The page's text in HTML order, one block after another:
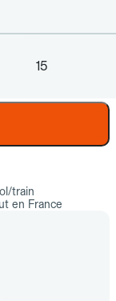
15
train
en France